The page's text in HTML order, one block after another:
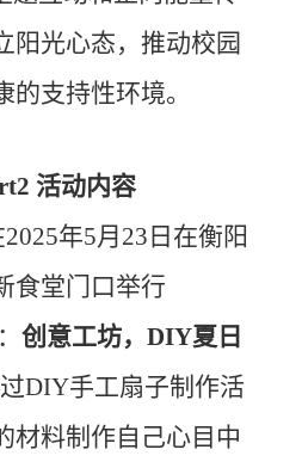
阳光心态，推动校园
支持性环境。
活动内容
年5月23日在衡阳
食堂门口举行
创意工坊，DIY夏日
DIY手工扇子制作活
材料制作自己心目中